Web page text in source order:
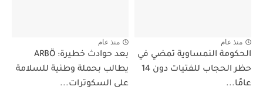
منذ عام
الحكومة النمساوية تمضي في
حظر الحجاب للفتيات دون 14
عامًا...
منذ عام
بعد حوادث خطيرة: ARBÖ
يطالب بحملة وطنية للسلامة
على السكوترات...